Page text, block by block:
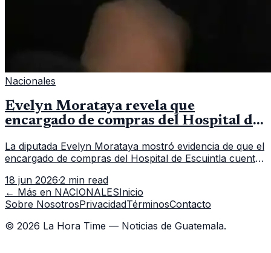
Nacionales
Evelyn Morataya revela que
encargado de compras del Hospital de
La diputada Evelyn Morataya mostró evidencia de que el
encargado de compras del Hospital de Escuintla cuenta
capacitación en la capital.
18 jun 2026·2 min read
← Más en NACIONALESInicio
Sobre NosotrosPrivacidadTérminosContacto
© 2026 La Hora Time — Noticias de Guatemala.